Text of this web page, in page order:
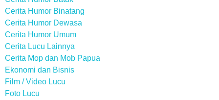
Cerita Humor Binatang
Cerita Humor Dewasa
Cerita Humor Umum
Cerita Lucu Lainnya
Cerita Mop dan Mob Papua
Ekonomi dan Bisnis
Film / Video Lucu
Foto Lucu